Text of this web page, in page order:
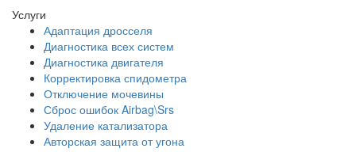
Услуги
Адаптация дросселя
Диагностика всех систем
Диагностика двигателя
Корректировка спидометра
Отключение мочевины
Сброс ошибок Airbag\Srs
Удаление катализатора
Авторская защита от угона